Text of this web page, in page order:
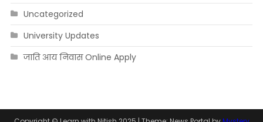
Uncategorized
University Updates
जाति आय निवास Online Apply